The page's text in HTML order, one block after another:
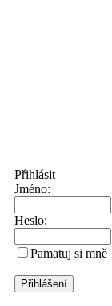
Přihlásit
Jméno:
Heslo:
Pamatuj si mně